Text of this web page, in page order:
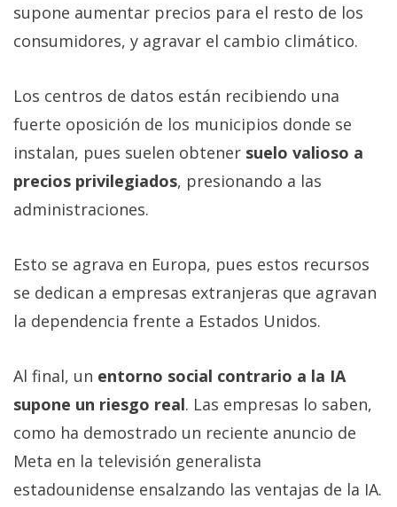
supone aumentar precios para el resto de los
consumidores, y agravar el cambio climático.
Los centros de datos están recibiendo una
fuerte oposición de los municipios donde se
instalan, pues suelen obtener suelo valioso a
precios privilegiados, presionando a las
administraciones.
Esto se agrava en Europa, pues estos recursos
se dedican a empresas extranjeras que agravan
la dependencia frente a Estados Unidos.
Al final, un entorno social contrario a la IA
supone un riesgo real. Las empresas lo saben,
como ha demostrado un reciente anuncio de
Meta en la televisión generalista
estadounidense ensalzando las ventajas de la IA.